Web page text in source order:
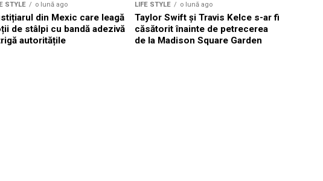
STYLE o lună ago
din Mexic care leagă
de stâlpi cu bandă adezivă
autoritățile
LIFE STYLE o lună ago
Taylor Swift și Travis Kelce s-ar fi
căsătorit înainte de petrecerea
de la Madison Square Garden